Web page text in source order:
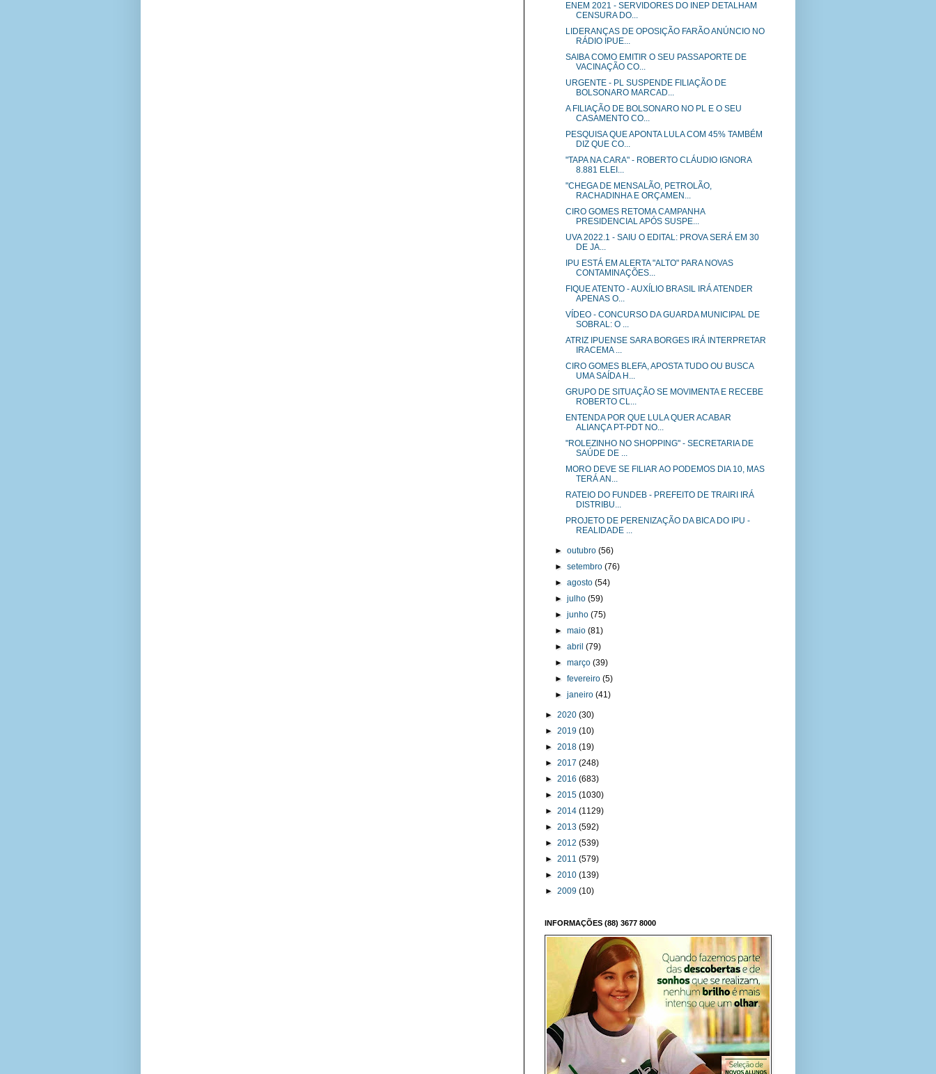
ENEM 2021 - SERVIDORES DO INEP DETALHAM
CENSURA DO...
LIDERANÇAS DE OPOSIÇÃO FARÃO ANÚNCIO NO
RÁDIO IPUE...
SAIBA COMO EMITIR O SEU PASSAPORTE DE
VACINAÇÃO CO...
URGENTE - PL SUSPENDE FILIAÇÃO DE
BOLSONARO MARCAD...
A FILIAÇÃO DE BOLSONARO NO PL E O SEU
CASAMENTO CO...
PESQUISA QUE APONTA LULA COM 45% TAMBÉM
DIZ QUE CO...
"TAPA NA CARA" - ROBERTO CLÁUDIO IGNORA
8.881 ELEI...
"CHEGA DE MENSALÃO, PETROLÃO,
RACHADINHA E ORÇAMEN...
CIRO GOMES RETOMA CAMPANHA
PRESIDENCIAL APÓS SUSPE...
UVA 2022.1 - SAIU O EDITAL: PROVA SERÁ EM 30
DE JA...
IPU ESTÁ EM ALERTA "ALTO" PARA NOVAS
CONTAMINAÇÕES...
FIQUE ATENTO - AUXÍLIO BRASIL IRÁ ATENDER
APENAS O...
VÍDEO - CONCURSO DA GUARDA MUNICIPAL DE
SOBRAL: O ...
ATRIZ IPUENSE SARA BORGES IRÁ INTERPRETAR
IRACEMA ...
CIRO GOMES BLEFA, APOSTA TUDO OU BUSCA
UMA SAÍDA H...
GRUPO DE SITUAÇÃO SE MOVIMENTA E RECEBE
ROBERTO CL...
ENTENDA POR QUE LULA QUER ACABAR
ALIANÇA PT-PDT NO...
"ROLEZINHO NO SHOPPING" - SECRETARIA DE
SAÚDE DE ...
MORO DEVE SE FILIAR AO PODEMOS DIA 10, MAS
TERÁ AN...
RATEIO DO FUNDEB - PREFEITO DE TRAIRI IRÁ
DISTRIBU...
PROJETO DE PERENIZAÇÃO DA BICA DO IPU -
REALIDADE ...
►outubro(56)
►setembro(76)
►agosto(54)
►julho(59)
►junho(75)
►maio(81)
►abril(79)
►março(39)
►fevereiro(5)
►janeiro(41)
► 2020 (30)
► 2019 (10)
► 2018 (19)
► 2017 (248)
► 2016 (683)
► 2015 (1030)
► 2014 (1129)
► 2013 (592)
► 2012 (539)
► 2011 (579)
► 2010 (139)
► 2009 (10)
INFORMAÇÕES (88) 3677 8000